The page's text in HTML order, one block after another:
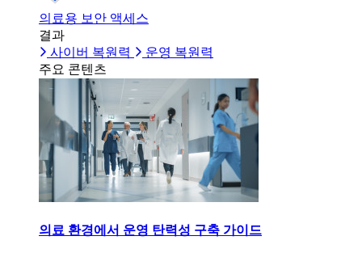
의료용 보안 액세스
결과
사이버 복원력
운영 복원력
주요 콘텐츠
의료 환경에서 운영 탄력성 구축 가이드